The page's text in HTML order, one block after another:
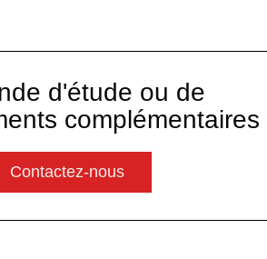
d'étude ou de
complémentaires
Contactez-nous